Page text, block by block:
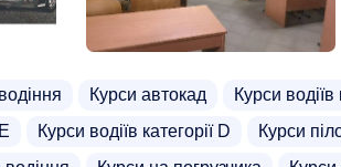
Курси автокад Курси водіїв
Курси водіїв категорії D Курси